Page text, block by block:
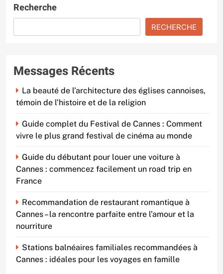
Recherche
RECHERCHE
Messages Récents
La beauté de l’architecture des églises cannoises,
témoin de l’histoire et de la religion
Guide complet du Festival de Cannes : Comment
vivre le plus grand festival de cinéma au monde
Guide du débutant pour louer une voiture à
Cannes : commencez facilement un road trip en
France
Recommandation de restaurant romantique à
Cannes – la rencontre parfaite entre l’amour et la
nourriture
Stations balnéaires familiales recommandées à
Cannes : idéales pour les voyages en famille